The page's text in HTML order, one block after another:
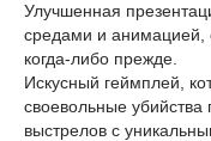
Улучшенная
средами и анимацией,
когда-либо прежде.
Искусный геймплей,
своевольные
выстрелов с